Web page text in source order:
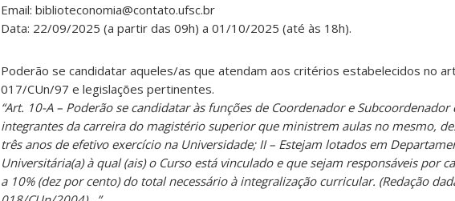
Email: biblioteconomia@contato.ufsc.br
Data: 22/09/2025 (a partir das 09h) a 01/10/2025 (até às 18h).
Poderão se candidatar aqueles/as que atendam aos critérios estabelecidos no
017/CUn/97 e legislações pertinentes.
“Art. 10-A – Poderão se candidatar às funções de Coordenador e
integrantes da carreira do magistério superior que ministrem aulas no mesmo,
três anos de efetivo exercício na Universidade; II – Estejam lotados em
Universitária(a) à qual (ais) o Curso está vinculado e que sejam responsáveis por
a 10% (dez por cento) do total necessário à integralização curricular. (Redação